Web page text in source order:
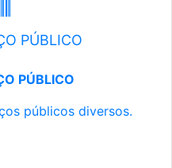
PÚBLICO
PÚBLICO
públicos diversos.